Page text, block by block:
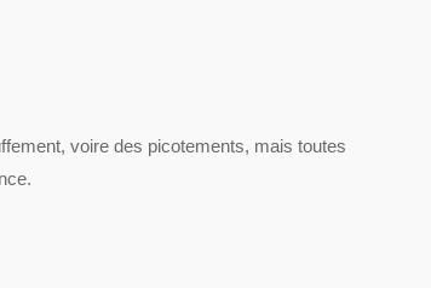
voire des picotements, mais toutes